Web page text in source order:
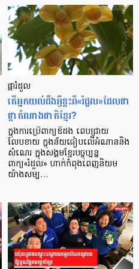
ផ្កា​រំដួល
តើ​អ្នក​យល់​ដឹង​អ្វី​ខ្លះ​ពី​«រំដួល»​ដែល​ជា​
ផ្កា​តំណាង​ជាតិ​ខ្មែរ?
ក្នុងការ​ប្រើពាក្យឌឺដង ពេបជ្រាយ
លែបខាយ ក្នុងន័យធៀបលើអំណាននិង​
សំណេរ ក្នុង​សង្គមខ្មែរបច្ចុប្បន្ន
ពាក្យ«រំដួល» ហាក់​កំពុង​ពេញ​និយម​
យ៉ាង​សម្ប…